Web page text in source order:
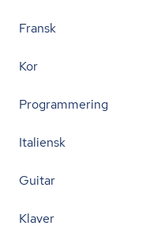
Fransk
Kor
Programmering
Italiensk
Guitar
Klaver